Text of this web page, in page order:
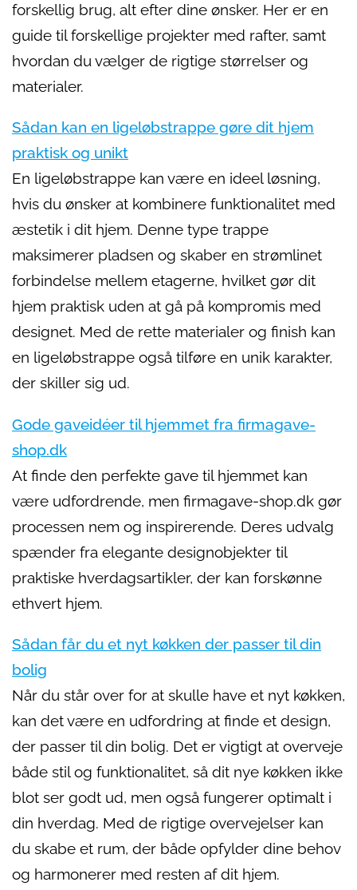
forskellig brug, alt efter dine ønsker. Her er en
guide til forskellige projekter med rafter, samt
hvordan du vælger de rigtige størrelser og
materialer.
Sådan kan en ligeløbstrappe gøre dit hjem
praktisk og unikt
En ligeløbstrappe kan være en ideel løsning,
hvis du ønsker at kombinere funktionalitet med
æstetik i dit hjem. Denne type trappe
maksimerer pladsen og skaber en strømlinet
forbindelse mellem etagerne, hvilket gør dit
hjem praktisk uden at gå på kompromis med
designet. Med de rette materialer og finish kan
en ligeløbstrappe også tilføre en unik karakter,
der skiller sig ud.
Gode gaveidéer til hjemmet fra firmagave-
shop.dk
At finde den perfekte gave til hjemmet kan
være udfordrende, men firmagave-shop.dk gør
processen nem og inspirerende. Deres udvalg
spænder fra elegante designobjekter til
praktiske hverdagsartikler, der kan forskønne
ethvert hjem.
Sådan får du et nyt køkken der passer til din
bolig
Når du står over for at skulle have et nyt køkken,
kan det være en udfordring at finde et design,
der passer til din bolig. Det er vigtigt at overveje
både stil og funktionalitet, så dit nye køkken ikke
blot ser godt ud, men også fungerer optimalt i
din hverdag. Med de rigtige overvejelser kan
du skabe et rum, der både opfylder dine behov
og harmonerer med resten af dit hjem.